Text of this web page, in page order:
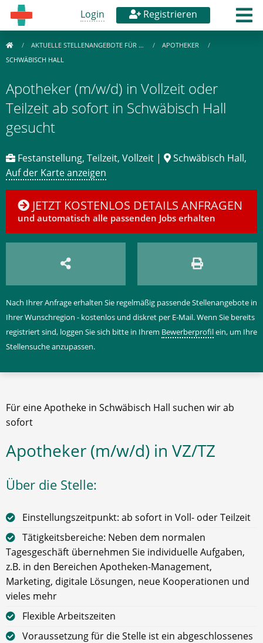
Login Registrieren
AKTUELLE STELLENANGEBOTE FÜR …
APOTHEKER
SCHWÄBISCH HALL
Apotheker (m/w/d) in Vollzeit oder
Teilzeit ab sofort in Schwäbisch Hall
gesucht
Festanstellung, Teilzeit, Vollzeit |
Schwäbisch Hall,
Auf der Karte anzeigen
JETZT KOSTENLOS DETAILS ANFRAGEN
und automatisch alle passenden Jobs erhalten
Nach Ihrer Anfrage erhalten Sie regelmäßig passende Stellenangebote in
Ihrer Wunschregion - kostenlos und diskret per E-Mail. Wenn Sie bereits
registriert sind, loggen Sie sich bitte in Ihrem Bewerberprofilein, um Ihre
Stellensuche anzupassen.
Für eine Apotheke in Schwäbisch Hall suchen wir ab
sofort
Apotheker (m/w/d) in VZ/TZ
Über die Stelle:
Einstellungszeitpunkt: ab sofort in Voll- oder Teilzeit
Tätigkeitsbereiche: Neben dem normalen
Tagesgeschäft übernehmen Sie individuelle Aufgaben,
z.B. in den Bereichen Apotheken-Management,
Marketing, digitale Lösungen, neue Kooperationen und
vieles mehr
Flexible Arbeitszeiten
Voraussetzung für die Stelle ist ein abgeschlossenes